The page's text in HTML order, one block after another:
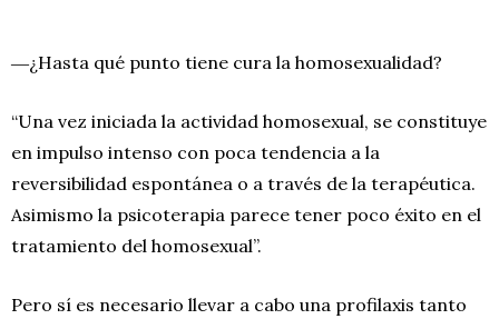
―¿Hasta qué punto tiene cura la homosexualidad?
“Una vez iniciada la actividad homosexual, se constituye
en impulso intenso con poca tendencia a la
reversibilidad espontánea o a través de la terapéutica.
Asimismo la psicoterapia parece tener poco éxito en el
tratamiento del homosexual”.
Pero sí es necesario llevar a cabo una profilaxis tanto